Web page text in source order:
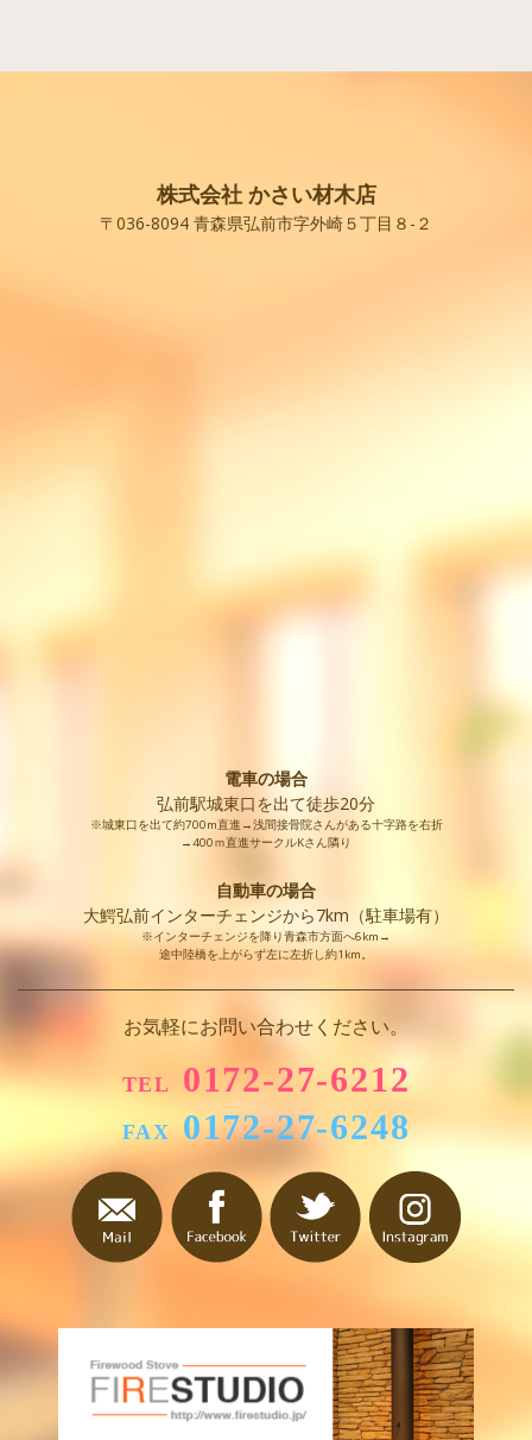
株式会社 かさい材木店
〒036-8094 青森県弘前市字外崎５丁目８-２
電車の場合
弘前駅城東口を出て徒歩20分
※城東口を出て約700m直進→浅間接骨院さんがある十字路を右折
→400ｍ直進サークルKさん隣り
自動車の場合
大鰐弘前インターチェンジから7km（駐車場有）
※インターチェンジを降り青森市方面へ6km→
途中陸橋を上がらず左に左折し約1km。
お気軽にお問い合わせください。
TEL 0172-27-6212
FAX 0172-27-6248